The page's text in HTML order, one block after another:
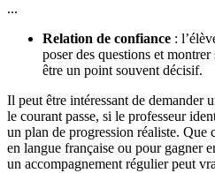
...
Relation de confiance :
poser des questions et
être un point souvent décisif.
Il peut être intéressant de demander
le courant passe, si le professeur
un plan de progression réaliste. Que
en langue française ou pour gagner
un accompagnement régulier peut